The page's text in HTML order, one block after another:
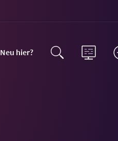
Neu hier?